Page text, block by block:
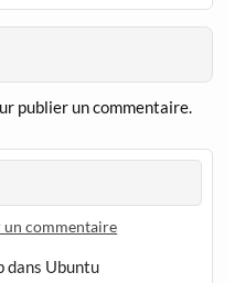
publier un commentaire.
un commentaire
dans Ubuntu